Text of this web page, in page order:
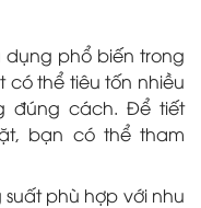
phổ biến trong
có thể tiêu tốn nhiều
đúng cách. Để tiết
bạn có thể tham
phù hợp với nhu